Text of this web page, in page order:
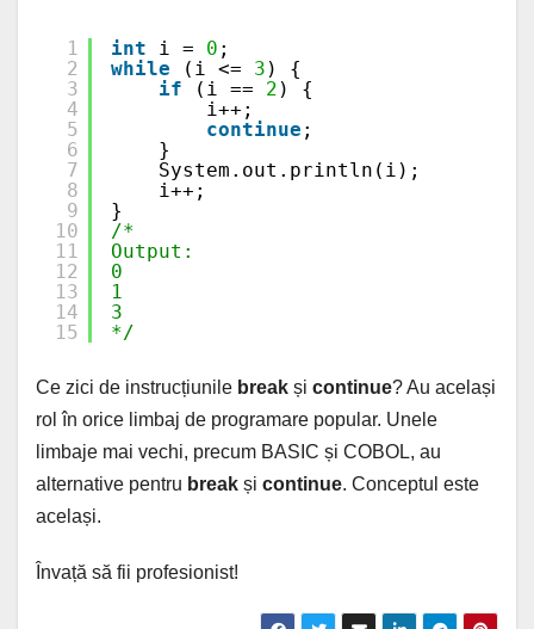
1
2
3
4
5
6
7
8
9
10
11
12
13
14
15
int i = 0 ;
while
(i <= 3 ) {
if
(i == 2 ) {
i++;
continue ;
}
System.out.println(i);
i++;
}
/*
Output:
0
1
3
*/
Ce zici de instrucțiunile break și continue? Au același
rol în orice limbaj de programare popular. Unele
limbaje mai vechi, precum BASIC și COBOL, au
alternative pentru break și continue. Conceptul este
același.
Învață să fii profesionist!